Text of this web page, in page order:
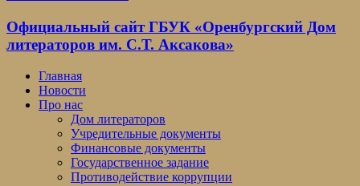
Официальный сайт ГБУК «Оренбургский Дом
литераторов им. С.Т. Аксакова»
Главная
Новости
Про нас
Дом литераторов
Учредительные документы
Финансовые документы
Государственное задание
Противодействие коррупции